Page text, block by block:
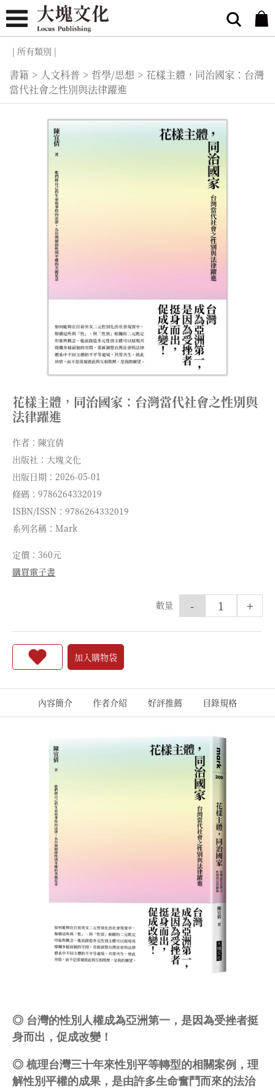
| 所有類別 |
書籍 > 人文科普 > 哲學/思想 > 花樣主體，同治國家：台灣
當代社會之性別與法律躍進
花樣主體，同治國家：台灣當代社會之性別與
法律躍進
作者：陳宜倩
出版社：大塊文化
出版日期：2026-05-01
條碼：9786264332019
ISBN/ISSN：9786264332019
系列名稱：Mark
定價：360元
購買電子書
數量 +
-
加入購物袋
內容簡介 作者介紹 好評推薦 目錄規格
◎ 台灣的性別人權成為亞洲第一，是因為受挫者挺
身而出，促成改變！
◎ 梳理台灣三十年來性別平等轉型的相關案例，理
解性別平權的成果，是由許多生命奮鬥而來的法治